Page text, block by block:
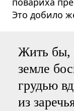
Это добило
Жить бы,
земле
грудью
из